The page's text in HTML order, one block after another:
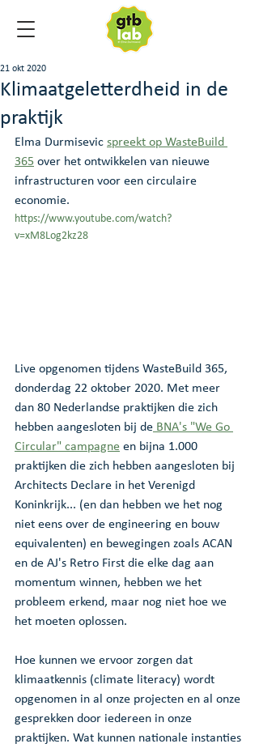
Klimaatgeletterdheid in de
praktijk
21 okt 2020
Elma Durmisevic spreekt op WasteBuild
365 over het ontwikkelen van nieuwe
infrastructuren voor een circulaire
economie.
https://www.youtube.com/watch?
v=xM8Log2kz28
Live opgenomen tijdens WasteBuild 365,
donderdag 22 oktober 2020. Met meer
dan 80 Nederlandse praktijken die zich
hebben aangesloten bij de BNA's "We Go
Circular" campagne en bijna 1.000
praktijken die zich hebben aangesloten bij
Architects Declare in het Verenigd
Koninkrijk... (en dan hebben we het nog
niet eens over de engineering en bouw
equivalenten) en bewegingen zoals ACAN
en de AJ's Retro First die elke dag aan
momentum winnen, hebben we het
probleem erkend, maar nog niet hoe we
het moeten oplossen.
Hoe kunnen we ervoor zorgen dat
klimaatkennis (climate literacy) wordt
opgenomen in al onze projecten en al onze
gesprekken door iedereen in onze
praktijken. Wat kunnen nationale instanties